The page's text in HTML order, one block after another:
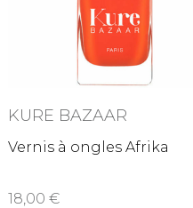
KURE BAZAAR
Vernis à ongles Afrika
18,00